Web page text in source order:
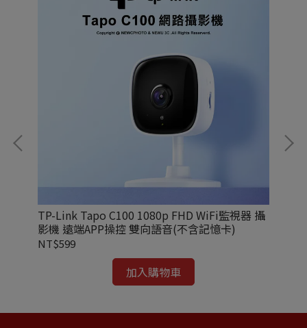
TP-Link Tapo C100 1080p FHD WiFi監視器 攝
影機 遠端APP操控 雙向語音(不含記憶卡)
NT$599
加入購物車